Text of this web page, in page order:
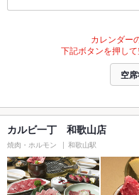
カレンダー
下記ボタンを押して
空
カルビ一丁 和歌山店
焼肉・ホルモン 和歌山駅